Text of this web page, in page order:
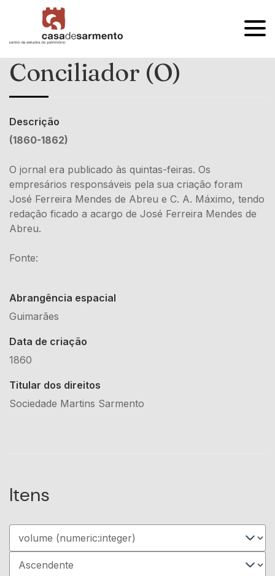
OPEN
Conciliador (O)
Descrição
(1860-1862)
O jornal era publicado às quintas-feiras. Os
empresários responsáveis pela sua criação foram
José Ferreira Mendes de Abreu e C. A. Máximo, tendo
redação ficado a acargo de José Ferreira Mendes de
Abreu.
Fonte:
Abrangência espacial
Guimarães
Data de criação
1860
Titular dos direitos
Sociedade Martins Sarmento
Itens